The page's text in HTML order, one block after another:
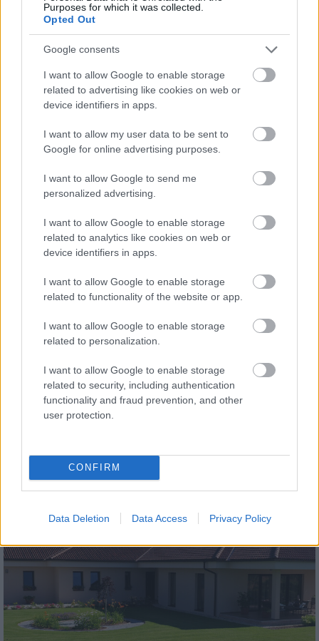
Purposes for which it was collected.
Opted Out
Google consents
I want to allow Google to enable storage
related to advertising like cookies on web or
device identifiers in apps.
I want to allow my user data to be sent to
Google for online advertising purposes.
I want to allow Google to send me
personalized advertising.
I want to allow Google to enable storage
related to analytics like cookies on web or
device identifiers in apps.
I want to allow Google to enable storage
related to functionality of the website or app.
I want to allow Google to enable storage
related to personalization.
I want to allow Google to enable storage
related to security, including authentication
functionality and fraud prevention, and other
user protection.
CONFIRM
Data Deletion Data Access Privacy Policy
tetőcserép
Tetőépítés -és felújítás? Legyen tudatos a
költségtervezésben!
tetőcserép